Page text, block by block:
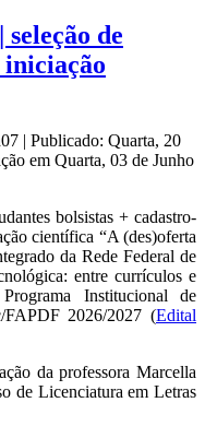
de
| Publicado: Quarta, 20
em Quarta, 03 de Junho
bolsistas + cadastro-
científica “A (des)oferta
da Rede Federal de
entre currículos e
Institucional de
2026/2027 (Edital
da professora Marcella
de Licenciatura em Letras